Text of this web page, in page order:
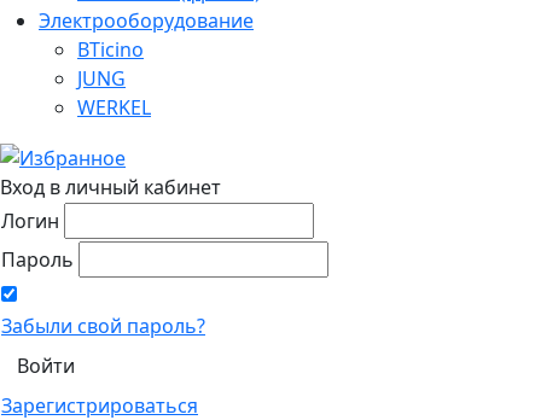
Электрооборудование
BTicino
JUNG
WERKEL
Вход в личный кабинет
Логин
Пароль
Забыли свой пароль?
Зарегистрироваться